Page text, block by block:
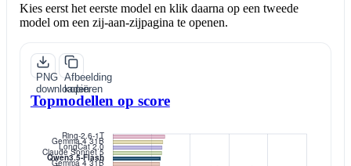
Kies eerst het eerste model en klik daarna op een tweede
model om een zij-aan-zijpagina te openen.
PNG
downloaden
Afbeelding
kopiëren
Topmodellen op score